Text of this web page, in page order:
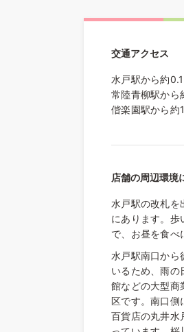
交通アクセス
水戸駅から約
常陸青柳駅から
偕楽園駅から約
店舗の周辺環境
水戸駅の改札を
にあります。歩
で、お昼を食べ
水戸駅南口から
いるため、雨の
館などの大型商
区です。南口側
百貨店の丸井水